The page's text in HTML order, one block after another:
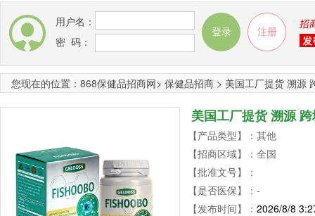
用户名：
密 码：
您现在的位置： 868保健品招商网> 保健品招商 > 美国工厂提货 溯源
美国工厂提货 溯源
定制供应会销私域 直
【产品类型】：其他
【招商区域】：全国
【批准文号】：
【是否医保】：-
【发布时间】： 2026/8/8